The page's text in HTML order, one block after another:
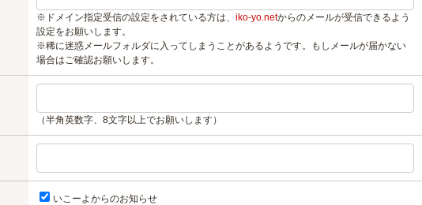
※ドメイン指定受信の設定をされている方は、 iko-yo.netからのメールが受信できるよう
設定をお願いします。
※稀に迷惑メールフォルダに入ってしまうことがあるようです。もしメールが届かない
場合はご確認お願いします。
（半角英数字、8文字以上でお願いします）
いこーよからのお知らせ